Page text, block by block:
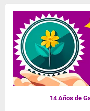
14 Años de